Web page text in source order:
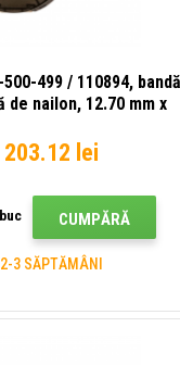
499 / 110894, bandă
de nailon, 12.70 mm x
203.12 lei
buc CUMPĂRĂ
2-3 SĂPTĂMÂNI